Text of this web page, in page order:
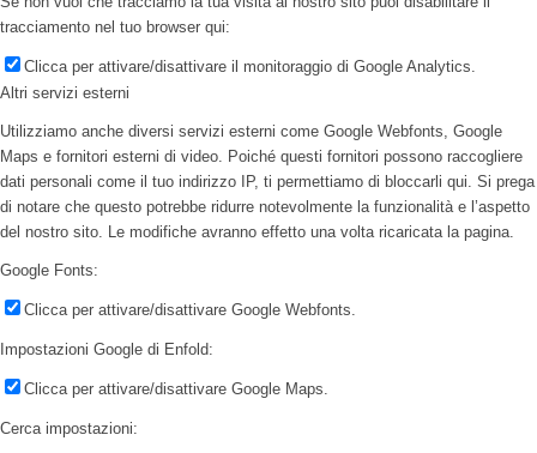
tracciamento nel tuo browser qui:
Clicca per attivare/disattivare il monitoraggio di Google Analytics.
Altri servizi esterni
Utilizziamo anche diversi servizi esterni come Google Webfonts, Google
Maps e fornitori esterni di video. Poiché questi fornitori possono raccogliere
dati personali come il tuo indirizzo IP, ti permettiamo di bloccarli qui. Si prega
di notare che questo potrebbe ridurre notevolmente la funzionalità e l’aspetto
del nostro sito. Le modifiche avranno effetto una volta ricaricata la pagina.
Google Fonts:
Clicca per attivare/disattivare Google Webfonts.
Impostazioni Google di Enfold:
Clicca per attivare/disattivare Google Maps.
Cerca impostazioni: